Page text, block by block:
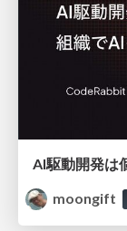
moongift